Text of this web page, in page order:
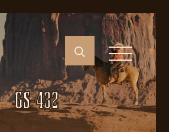
GS-432